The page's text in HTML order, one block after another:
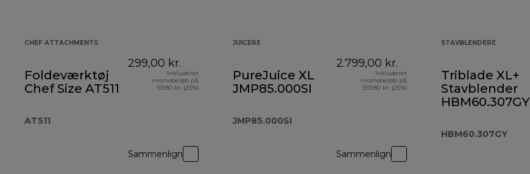
CHEF ATTACHMENTS
Foldeværktøj
Chef Size AT511
AT511
299,00 kr.
Inkluderet
momsbeløb på
59,80 kr. (25%)
Sammenlign
JUICERE
PureJuice XL
JMP85.000SI
JMP85.000SI
2.799,00 kr.
Inkluderet
momsbeløb på
559,80 kr. (25%)
Sammenlign
STAVBLENDERE
Triblade XL+
Stavblender
HBM60.307GY
HBM60.307GY